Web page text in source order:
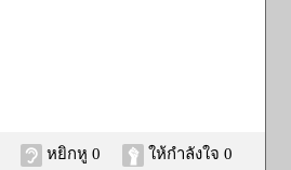
ให้กำลังใจ 0
หยิกหู 0